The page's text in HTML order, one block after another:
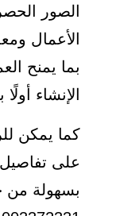
الصور
الأعمال
بما يمنح
الإنشاء أولًا
كما يمكن
على
بسهولة من